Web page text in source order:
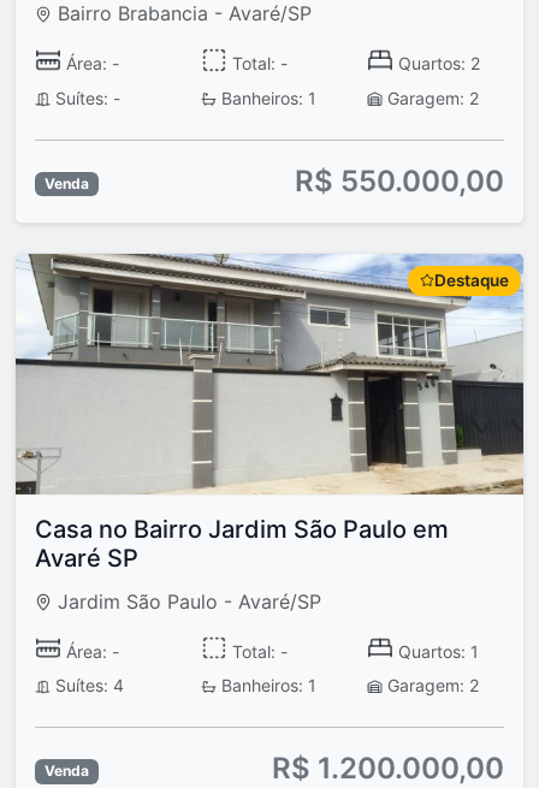
Bairro Brabancia - Avaré/SP
Área: - Total: -
Quartos: 2
Suítes: -
Banheiros: 1 Garagem: 2
Venda R$ 550.000,00
Destaque
Casa no Bairro Jardim São Paulo em
Avaré SP
Jardim São Paulo - Avaré/SP
Área: - Total: -
Quartos: 1
Suítes: 4
Banheiros: 1 Garagem: 2
Venda R$ 1.200.000,00